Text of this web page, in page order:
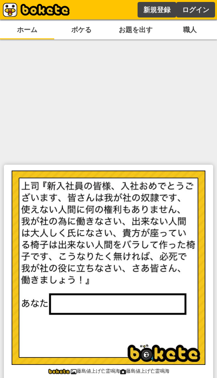
新規登録 ログイン
ホーム ボケる お題を出す 職人
藤島値上げ亡霊鳴海 藤島値上げ亡霊鳴海